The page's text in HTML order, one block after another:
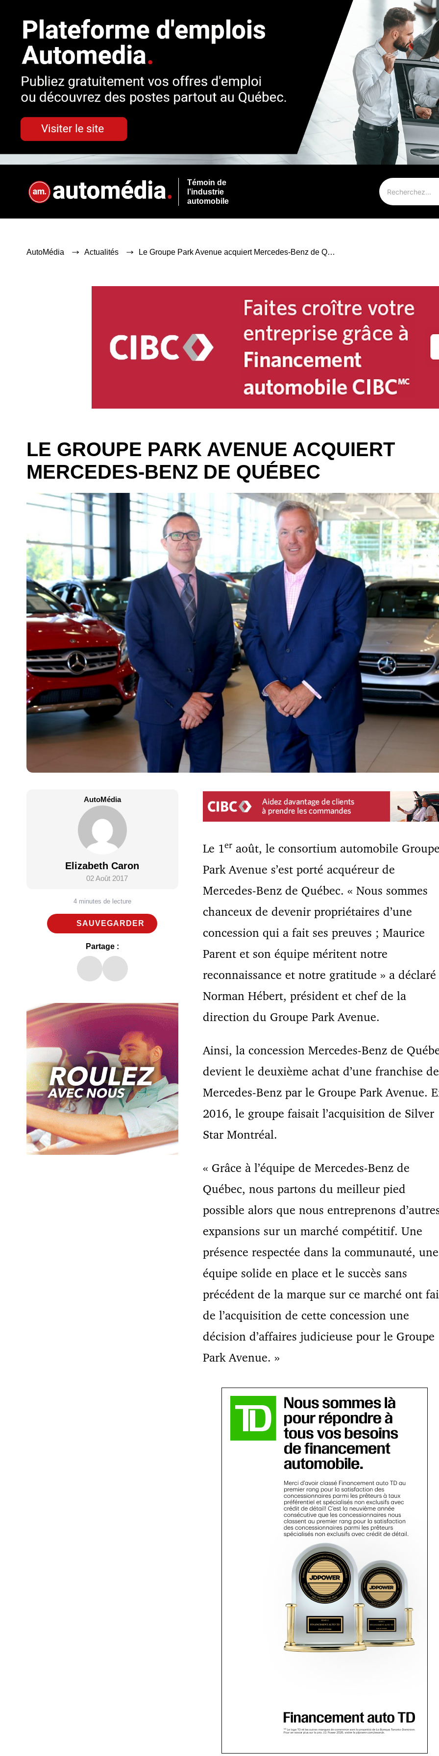
Témoin de
l’industrie
automobile
AutoMédia Actualités Le Groupe Park Avenue acquiert Mercedes-Benz de Québec
LE GROUPE PARK AVENUE ACQUIERT
MERCEDES-BENZ DE QUÉBEC
AutoMédia
Elizabeth Caron
02 Août 2017
4 minutes de lecture
SAUVEGARDER
Partage :
Le 1eraoût, le consortium automobile
Park Avenue s’est porté acquéreur de
Mercedes-Benz de Québec. « Nous sommes
chanceux de devenir propriétaires d’une
concession qui a fait ses preuves ; Maurice
Parent et son équipe méritent notre
reconnaissance et notre gratitude » a déclaré
Norman Hébert, président et chef de la
direction du Groupe Park Avenue.
Ainsi, la concession Mercedes-Benz de
devient le deuxième achat d’une franchise de
Mercedes-Benz par le Groupe Park Avenue.
2016, le groupe faisait l’acquisition de Silver
Star Montréal.
« Grâce à l’équipe de Mercedes-Benz de
Québec, nous partons du meilleur pied
possible alors que nous entreprenons
expansions sur un marché compétitif. Une
présence respectée dans la communauté, une
équipe solide en place et le succès sans
précédent de la marque sur ce marché ont
de l’acquisition de cette concession une
décision d’affaires judicieuse pour le Groupe
Park Avenue. »